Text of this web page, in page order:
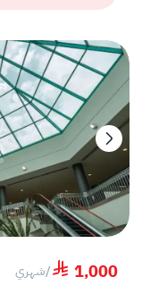
1,000
/شهري